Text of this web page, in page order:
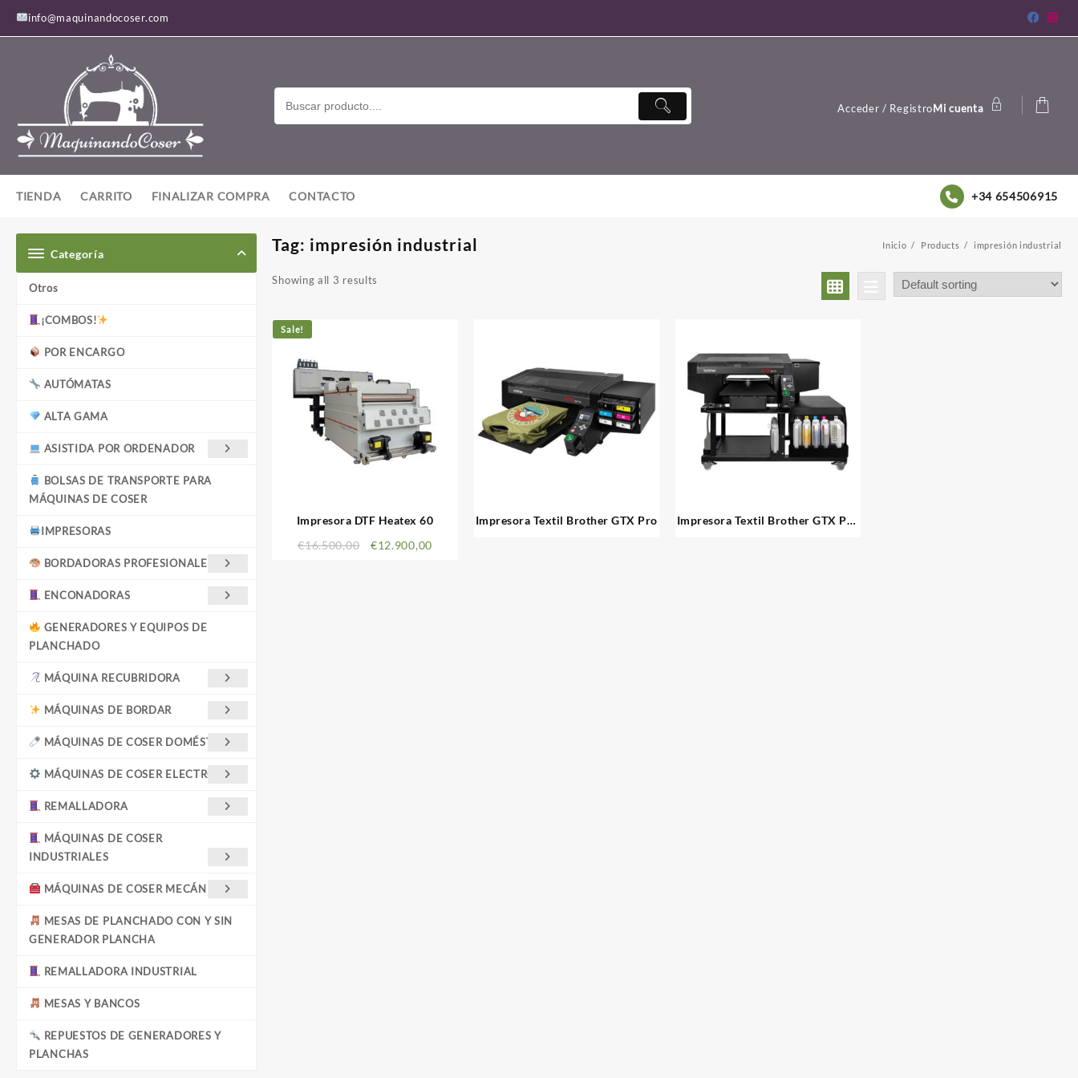
contenido
info@maquinandocoser.com
Acceder / RegistroMi cuenta
TIENDA CARRITO FINALIZAR COMPRA CONTACTO +34 654506915
Categoría
Otros
¡COMBOS!
POR ENCARGO
AUTÓMATAS
ALTA GAMA
ASISTIDA POR ORDENADOR
BOLSAS DE TRANSPORTE PARA
MÁQUINAS DE COSER
IMPRESORAS
BORDADORAS PROFESIONALES
ENCONADORAS
GENERADORES Y EQUIPOS DE
PLANCHADO
MÁQUINA RECUBRIDORA
MÁQUINAS DE BORDAR
MÁQUINAS DE COSER DOMÉSTICAS
MÁQUINAS DE COSER ELECTRÓNICA
REMALLADORA
MÁQUINAS DE COSER
INDUSTRIALES
MÁQUINAS DE COSER MECÁNICAS
MESAS DE PLANCHADO CON Y SIN
GENERADOR PLANCHA
REMALLADORA INDUSTRIAL
MESAS Y BANCOS
REPUESTOS DE GENERADORES Y
PLANCHAS
Tag: impresión industrial Inicio Products impresión industrial
Showing all 3 results
Sale!
Impresora DTF Heatex 60
€16.500,00 €12.900,00
Impresora Textil Brother GTX Pro
Impresora Textil Brother GTX Pro